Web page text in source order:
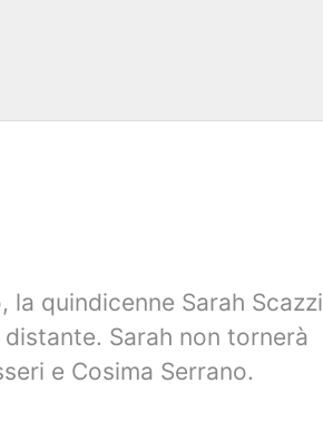
quindicenne Sarah Scazzi
Sarah non tornerà
e Cosima Serrano.